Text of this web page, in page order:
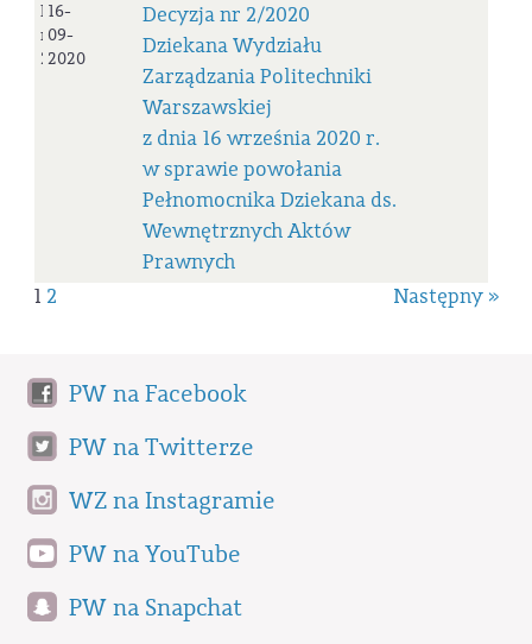
Decyzja
nr
2/2020
16-
09-
2020
Decyzja nr 2/2020
Dziekana Wydziału
Zarządzania Politechniki
Warszawskiej
z dnia 16 września 2020 r.
w sprawie powołania
Pełnomocnika Dziekana ds.
Wewnętrznych Aktów
Prawnych
Następny »
1 2
PW na Facebook
PW na Twitterze
WZ na Instagramie
PW na YouTube
PW na Snapchat